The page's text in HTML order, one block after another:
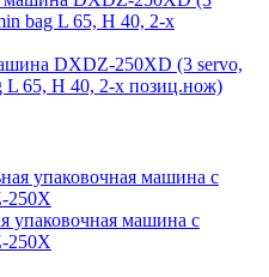
DXDZ-250XD (3 servo,
L 65, H 40, 2-х позиц.нож)
упаковочная машина с
250X